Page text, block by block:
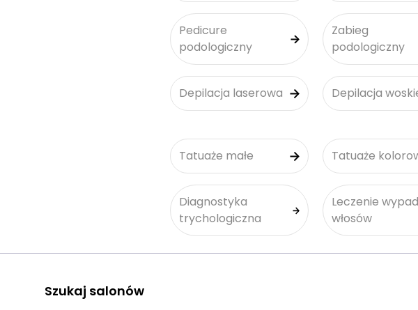
Pedicure
podologiczny
Zabieg
podologiczny
Depilacja laserowa Depilacja
Tatuaże małe Tatuaże
Diagnostyka
trychologiczna
Leczenie
włosów
Szukaj salonów